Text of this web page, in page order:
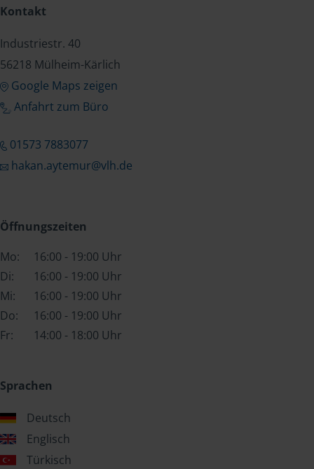
Kontakt
Industriestr. 40
56218 Mülheim-Kärlich
Google Maps zeigen
Anfahrt zum Büro
01573 7883077
hakan.aytemur@vlh.de
Öffnungszeiten
Mo:
16:00 - 19:00 Uhr
Di:
16:00 - 19:00 Uhr
Mi:
16:00 - 19:00 Uhr
Do:
16:00 - 19:00 Uhr
Fr:
14:00 - 18:00 Uhr
Sprachen
Deutsch
Englisch
Türkisch